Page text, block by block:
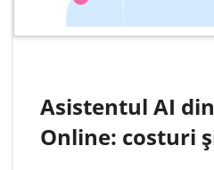
Asistentul AI
Online: costuri